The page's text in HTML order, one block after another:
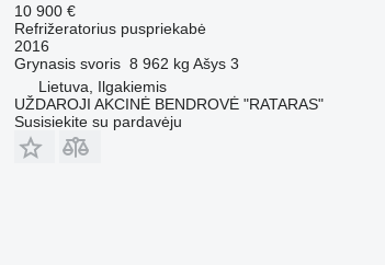
10 900 €
Refrižeratorius puspriekabė
2016
Grynasis svoris 8 962 kg Ašys 3
Lietuva, Ilgakiemis
UŽDAROJI AKCINĖ BENDROVĖ "RATARAS"
Susisiekite su pardavėju